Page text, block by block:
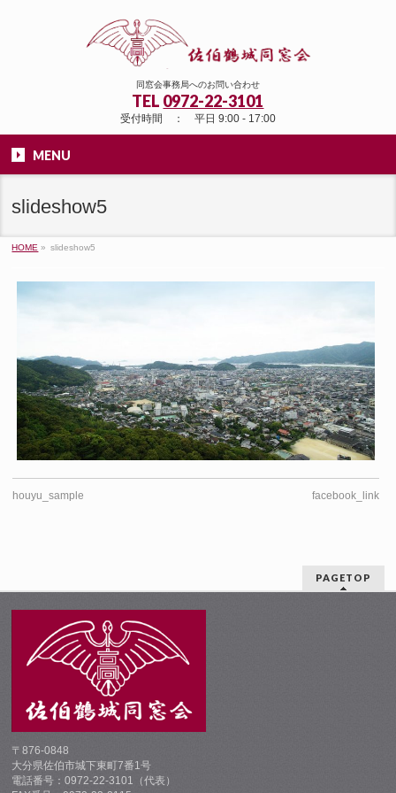
同窓会事務局へのお問い合わせ
TEL 0972-22-3101
受付時間 ： 平日 9:00 - 17:00
MENU
slideshow5
HOME » slideshow5
houyu_sample facebook_link
PAGETOP
〒876-0848
大分県佐伯市城下東町7番1号
電話番号：0972-22-3101（代表）